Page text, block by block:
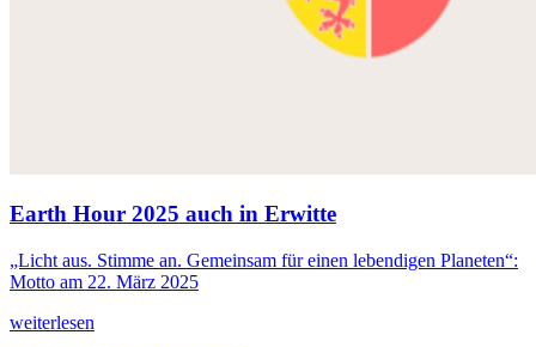
Earth Hour 2025 auch in Erwitte
„Licht aus. Stimme an. Gemeinsam für einen lebendigen Planeten“:
Motto am 22. März 2025
weiterlesen